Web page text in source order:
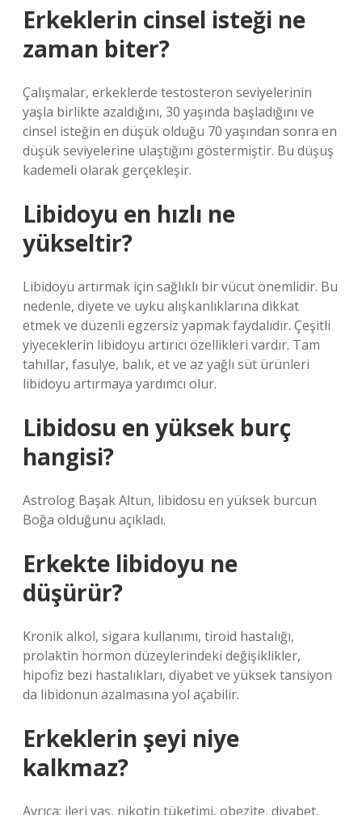
Erkeklerin cinsel isteği ne
zaman biter?
Çalışmalar, erkeklerde testosteron seviyelerinin
yaşla birlikte azaldığını, 30 yaşında başladığını ve
cinsel isteğin en düşük olduğu 70 yaşından sonra en
düşük seviyelerine ulaştığını göstermiştir. Bu düşüş
kademeli olarak gerçekleşir.
Libidoyu en hızlı ne
yükseltir?
Libidoyu artırmak için sağlıklı bir vücut önemlidir. Bu
nedenle, diyete ve uyku alışkanlıklarına dikkat
etmek ve düzenli egzersiz yapmak faydalıdır. Çeşitli
yiyeceklerin libidoyu artırıcı özellikleri vardır. Tam
tahıllar, fasulye, balık, et ve az yağlı süt ürünleri
libidoyu artırmaya yardımcı olur.
Libidosu en yüksek burç
hangisi?
Astrolog Başak Altun, libidosu en yüksek burcun
Boğa olduğunu açıkladı.
Erkekte libidoyu ne
düşürür?
Kronik alkol, sigara kullanımı, tiroid hastalığı,
prolaktin hormon düzeylerindeki değişiklikler,
hipofiz bezi hastalıkları, diyabet ve yüksek tansiyon
da libidonun azalmasına yol açabilir.
Erkeklerin şeyi niye
kalkmaz?
Ayrıca; ileri yaş, nikotin tüketimi, obezite, diyabet,